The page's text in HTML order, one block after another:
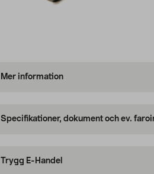
Mer information
Specifikationer, dokument och ev.
Trygg E-Handel